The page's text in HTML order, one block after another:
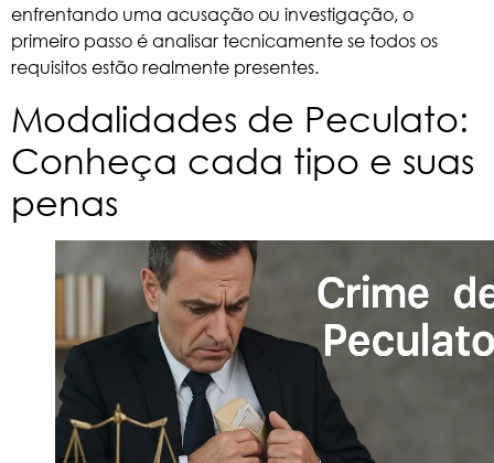
enfrentando uma acusação ou investigação, o
primeiro passo é analisar tecnicamente se todos os
requisitos estão realmente presentes.
Modalidades de Peculato:
Conheça cada tipo e suas
penas